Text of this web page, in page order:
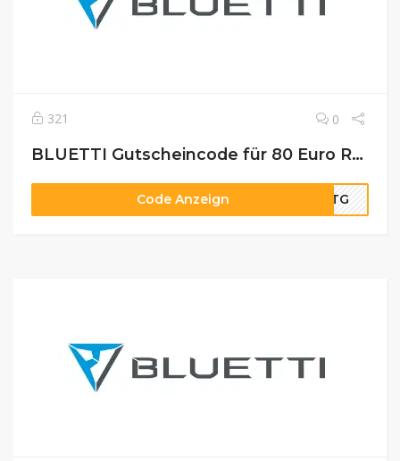
321 0
BLUETTI Gutscheincode für 80 Euro Rabatt
Code Anzeign IVTG